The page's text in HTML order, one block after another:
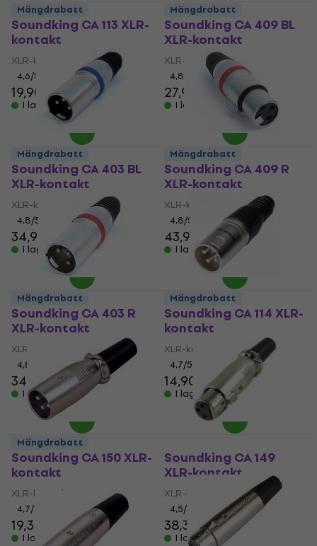
Soundking CA 113 XLR-
kontakt
XLR-kontakt
4,6/5
19,90 kr
I lager för E-shop
Soundking CA 409 BL
XLR-kontakt
XLR-kontakt
4,8
27,90 kr
I lager för E-shop
Mängdrabatt
Soundking CA 403 BL
XLR-kontakt
XLR-kontakt
4,8/5
34,90 kr
I lager för E-shop
Mängdrabatt
Soundking CA 409 R
XLR-kontakt
XLR-kontakt
4,8/5
43,90 kr
I lager för E-shop
Mängdrabatt
Soundking CA 403 R
XLR-kontakt
XLR-kontakt
4,8
34,90 kr
I lager för E-shop
Mängdrabatt
Soundking CA 114 XLR-
kontakt
XLR-kontakt
4,7/5
14,90 kr15,80 kr
I lager för E-shop
Mängdrabatt
Soundking CA 150 XLR-
kontakt
XLR-kontakt
4,7/5
19,30 kr
I lager för E-shop
Mängdrabatt
Soundking CA 149
XLR-kontakt
XLR-kontakt
4,5/5
38,30 kr
I lager för E-shop
Mängdrabatt